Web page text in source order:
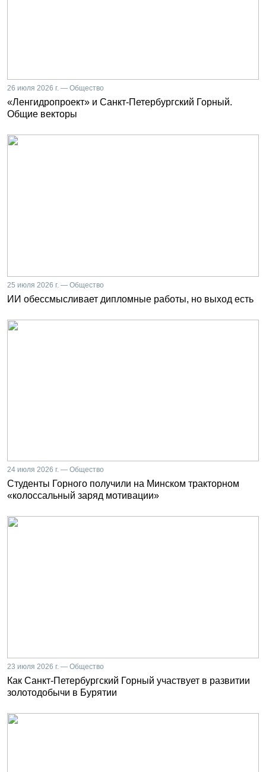
26 июля 2026 г. — Общество
«Ленгидропроект» и Санкт-Петербургский Горный.
Общие векторы
25 июля 2026 г. — Общество
ИИ обессмысливает дипломные работы, но выход есть
24 июля 2026 г. — Общество
Студенты Горного получили на Минском тракторном
«колоссальный заряд мотивации»
23 июля 2026 г. — Общество
Как Санкт-Петербургский Горный участвует в развитии
золотодобычи в Бурятии